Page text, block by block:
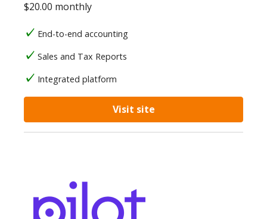
$20.00 monthly
End-to-end accounting
Sales and Tax Reports
Integrated platform
Visit site